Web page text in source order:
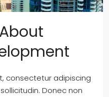
consectetur adipiscing
Donec non